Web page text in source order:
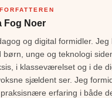
Fog Noer
og digital formidler. Jeg
børn, unge og teknologi
i klasseværelset og i de
sjældent ser. Jeg
erfaring i både